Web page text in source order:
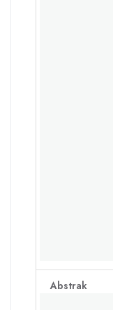
Abstrak